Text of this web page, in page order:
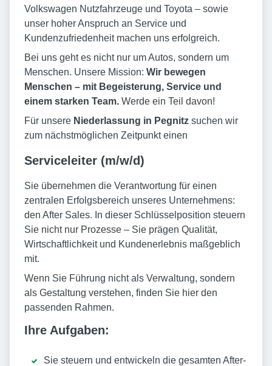
Volkswagen Nutzfahrzeuge und Toyota – sowie
unser hoher Anspruch an Service und
Kundenzufriedenheit machen uns erfolgreich.
Bei uns geht es nicht nur um Autos, sondern um
Menschen. Unsere Mission: Wir bewegen
Menschen – mit Begeisterung, Service und
einem starken Team. Werde ein Teil davon!
Für unsere Niederlassung in Pegnitz suchen wir
zum nächstmöglichen Zeitpunkt einen
Serviceleiter (m/w/d)
Sie übernehmen die Verantwortung für einen
zentralen Erfolgsbereich unseres Unternehmens:
den After Sales. In dieser Schlüsselposition steuern
Sie nicht nur Prozesse – Sie prägen Qualität,
Wirtschaftlichkeit und Kundenerlebnis maßgeblich
mit.
Wenn Sie Führung nicht als Verwaltung, sondern
als Gestaltung verstehen, finden Sie hier den
passenden Rahmen.
Ihre Aufgaben:
Sie steuern und entwickeln die gesamten After-